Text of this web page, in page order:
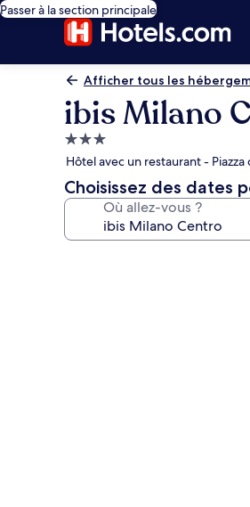
Passer à la section principale
Afficher tous les
ibis Milano
Hébergement
3.0 étoiles
Hôtel avec un restaurant -
Choisissez des dates
Où allez-vous ?